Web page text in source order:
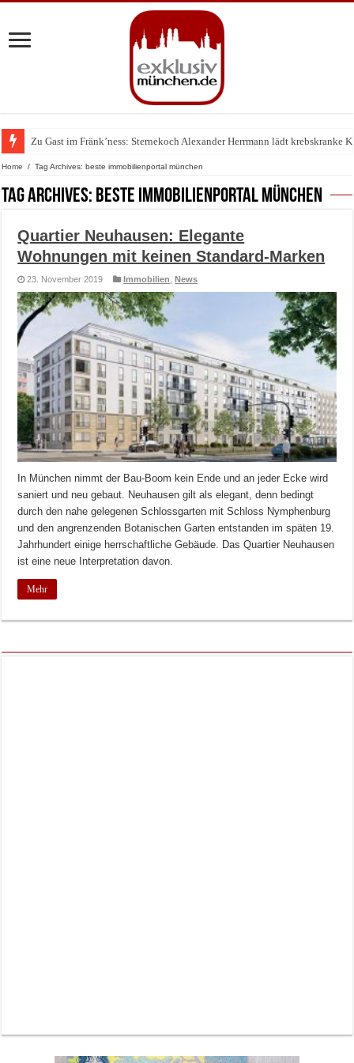
Zu Gast im Fränk’ness: Sternekoch Alexander Herrmann lädt krebskranke
Warum München gerade zum Treffpunkt der Lingerie-Branche wurde
Home / Tag Archives: beste immobilienportal münchen
Tag Archives: beste immobilienportal münchen
Quartier Neuhausen: Elegante
Wohnungen mit keinen Standard-Marken
23. November 2019 Immobilien ,News
In München nimmt der Bau-Boom kein Ende und an jeder Ecke wird
saniert und neu gebaut. Neuhausen gilt als elegant, denn bedingt
durch den nahe gelegenen Schlossgarten mit Schloss Nymphenburg
und den angrenzenden Botanischen Garten entstanden im späten 19.
Jahrhundert einige herrschaftliche Gebäude. Das Quartier Neuhausen
ist eine neue Interpretation davon.
Mehr